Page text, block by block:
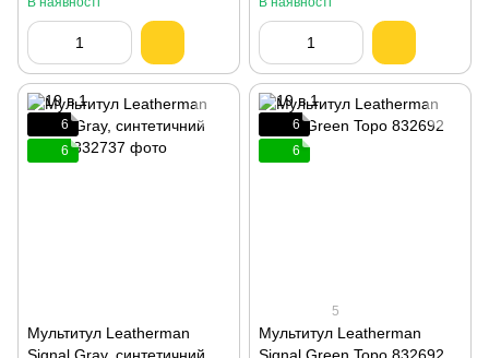
6
6
Мультитул Leatherman
6
6
5
Мультитул Leatherman